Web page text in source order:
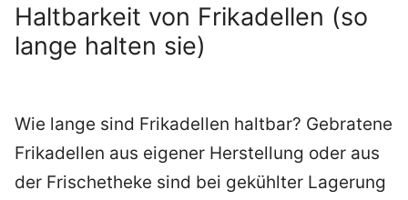
Haltbarkeit von Frikadellen (so
lange halten sie)
Wie lange sind Frikadellen haltbar? Gebratene
Frikadellen aus eigener Herstellung oder aus
der Frischetheke sind bei gekühlter Lagerung